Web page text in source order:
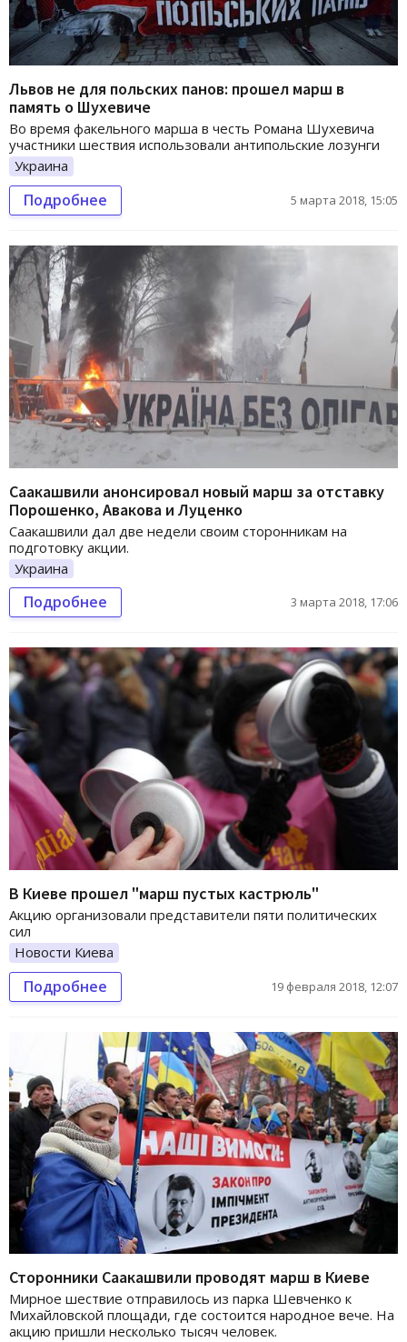
Львов не для польских панов: прошел марш в
память о Шухевиче
Во время факельного марша в честь Романа Шухевича
участники шествия использовали антипольские лозунги
Украина
Подробнее 5 марта 2018, 15:05
Саакашвили анонсировал новый марш за отставку
Порошенко, Авакова и Луценко
Саакашвили дал две недели своим сторонникам на
подготовку акции.
Украина
Подробнее 3 марта 2018, 17:06
В Киеве прошел "марш пустых кастрюль"
Акцию организовали представители пяти политических
сил
Новости Киева
Подробнее 19 февраля 2018, 12:07
Сторонники Саакашвили проводят марш в Киеве
Мирное шествие отправилось из парка Шевченко к
Михайловской площади, где состоится народное вече. На
акцию пришли несколько тысяч человек.